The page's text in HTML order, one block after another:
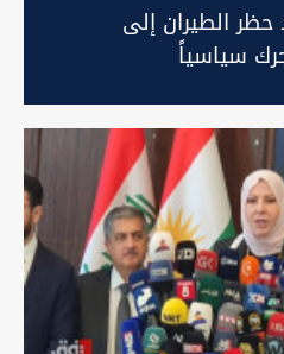
حظر الطيران إلى
سياسياً